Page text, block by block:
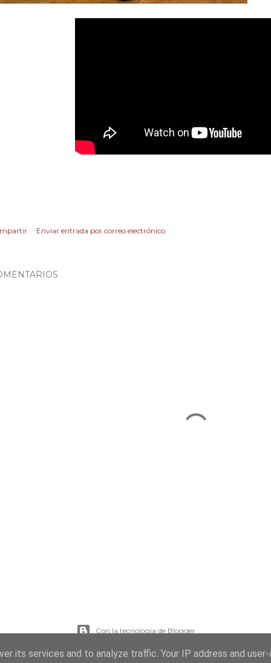
Enviar entrada por correo electrónico
Con la tecnología de Blogger
Imágenes del tema:sebastian-julian
its services and to analyze traffic. Your IP address and